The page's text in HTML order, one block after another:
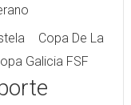
Copa De La
Galicia FSF